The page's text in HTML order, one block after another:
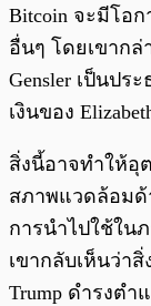
Bitcoin จะมีโอ
อื่นๆ โดยเขากล่
Gensler เป็นปร
เงินของ
สิ่งนี้อาจทำให้อุ
สภาพแวดล้อมด้
การนำไปใช้ใน
เขากลับเห็นว่า
Trump ดำรงตำ